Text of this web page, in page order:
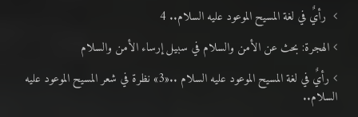
رأيٌ في لغة المسيح الموعود عليه السلام.. 4
الهجرة: بحث عن الأمن والسلام في سبيل إرساء الأمن والسلام
رأيٌ في لغة المسيح الموعود عليه السلام ..«3» نظرة في شعر المسيح الموعود عليه
السلام..